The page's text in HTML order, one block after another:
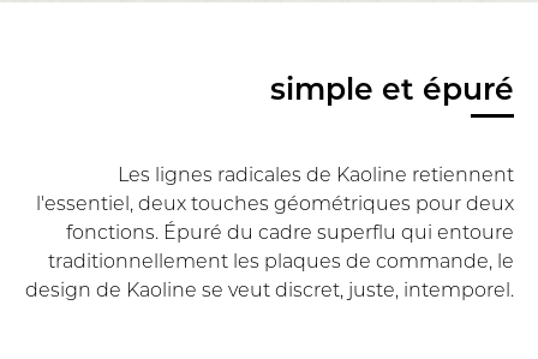
simple et épuré
Les lignes radicales de Kaoline retiennent
l'essentiel, deux touches géométriques pour deux
fonctions. Épuré du cadre superflu qui entoure
traditionnellement les plaques de commande, le
design de Kaoline se veut discret, juste, intemporel.